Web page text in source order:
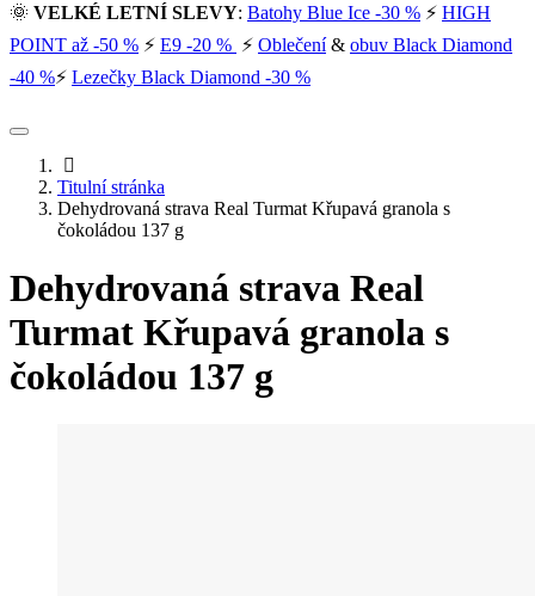
🌞 VELKÉ LETNÍ SLEVY: Batohy Blue Ice -30 % ⚡ HIGH
POINT až -50 % ⚡ E9 -20 % ⚡ Oblečení& obuv Black Diamond
-40 %⚡ Lezečky Black Diamond -30 %
Titulní stránka
Dehydrovaná strava Real Turmat Křupavá granola s
čokoládou 137 g
Dehydrovaná strava Real
Turmat Křupavá granola s
čokoládou 137 g